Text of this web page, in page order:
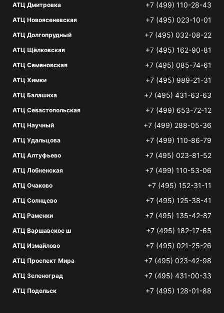
АТЦ Дмитровка +7 (499) 110-28-43
АТЦ Новоясеневская +7 (495) 023-10-01
АТЦ Долгопрудный +7 (495) 032-08-22
АТЦ Щёлковская +7 (495) 162-90-81
АТЦ Семеновская +7 (495) 085-74-61
АТЦ Химки +7 (495) 989-21-31
АТЦ Балашиха +7 (495) 431-63-63
АТЦ Севастопольская +7 (499) 653-72-12
АТЦ Научный +7 (499) 288-05-36
АТЦ Удальцова +7 (499) 110-86-79
АТЦ Алтуфьево +7 (495) 023-81-52
АТЦ Лобненская +7 (499) 110-53-06
АТЦ Очаково +7 (495) 152-31-11
АТЦ Солнцево +7 (495) 125-38-41
АТЦ Раменки +7 (495) 135-42-87
АТЦ Варшавское ш +7 (495) 182-17-65
АТЦ Измайлово +7 (495) 021-25-26
АТЦ Проспект Мира +7 (495) 023-42-98
АТЦ Зеленоград +7 (495) 431-00-33
АТЦ Подольск +7 (495) 128-01-88